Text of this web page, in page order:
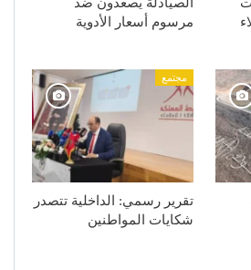
مرسوم أسعار الأدوية
مجتمع
تقرير رسمي: الداخلية تتصدر
شكايات المواطنين